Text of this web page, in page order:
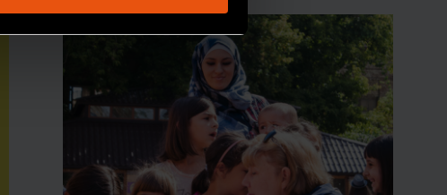
tillhandahålla funktioner för
annan information från din enhet
i sin tur kombinera informationen
deras tjänster.